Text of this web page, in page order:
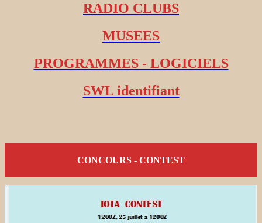
RADIO CLUBS
MUSEES
PROGRAMMES - LOGICIELS
SWL identifiant
CONCOURS - CONTEST